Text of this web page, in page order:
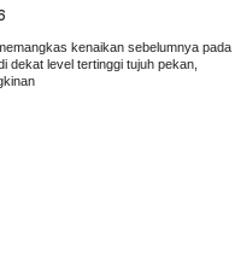
kenaikan sebelumnya pada
dekat level tertinggi tujuh pekan,